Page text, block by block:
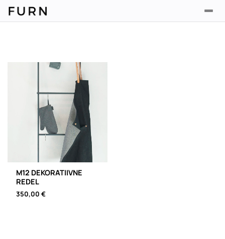
M12 DEKORATIIVNE
REDEL
350,00€